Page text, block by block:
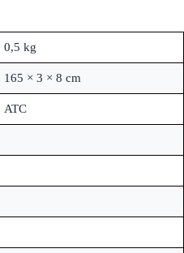
0,5 kg
165 × 3 × 8 cm
ATC